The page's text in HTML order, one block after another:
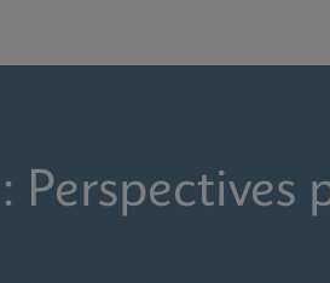
Perspectives